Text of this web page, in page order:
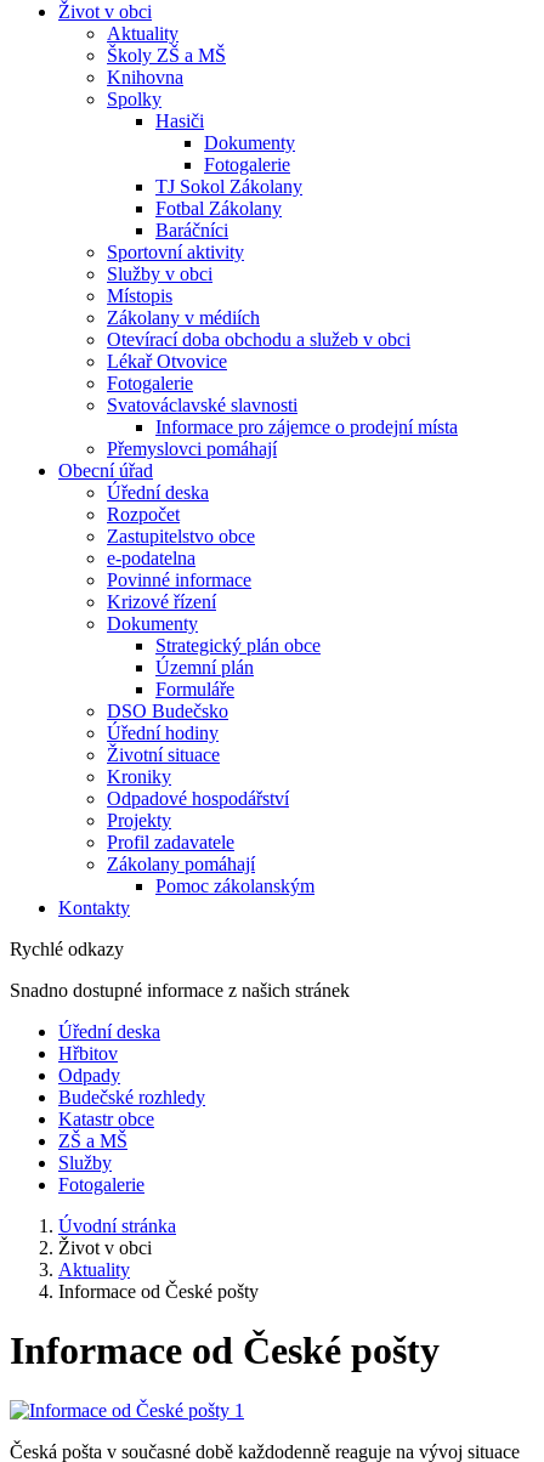
Život v obci
Aktuality
Školy ZŠ a MŠ
Knihovna
Spolky
Hasiči
Dokumenty
Fotogalerie
TJ Sokol Zákolany
Fotbal Zákolany
Baráčníci
Sportovní aktivity
Služby v obci
Místopis
Zákolany v médiích
Otevírací doba obchodu a služeb v obci
Lékař Otvovice
Fotogalerie
Svatováclavské slavnosti
Informace pro zájemce o prodejní místa
Přemyslovci pomáhají
Obecní úřad
Úřední deska
Rozpočet
Zastupitelstvo obce
e-podatelna
Povinné informace
Krizové řízení
Dokumenty
Strategický plán obce
Územní plán
Formuláře
DSO Budečsko
Úřední hodiny
Životní situace
Kroniky
Odpadové hospodářství
Projekty
Profil zadavatele
Zákolany pomáhají
Pomoc zákolanským
Kontakty
Rychlé odkazy
Snadno dostupné informace z našich stránek
Úřední deska
Hřbitov
Odpady
Budečské rozhledy
Katastr obce
ZŠ a MŠ
Služby
Fotogalerie
Úvodní stránka
Život v obci
Aktuality
Informace od České pošty
Informace od České pošty
Česká pošta v současné době každodenně reaguje na vývoj situace